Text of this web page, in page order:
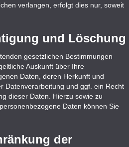
verlangen, erfolgt dies nur, soweit
und Löschung
gesetzlichen Bestimmungen
Auskunft über Ihre
Daten, deren Herkunft und
Datenverarbeitung und ggf. ein Recht
dieser Daten. Hierzu sowie zu
Daten können Sie
der